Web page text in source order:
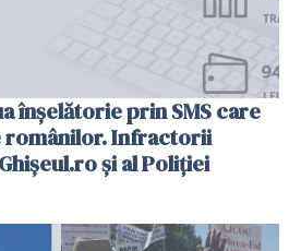
înșelătorie prin SMS care
Infractorii
și al Poliției